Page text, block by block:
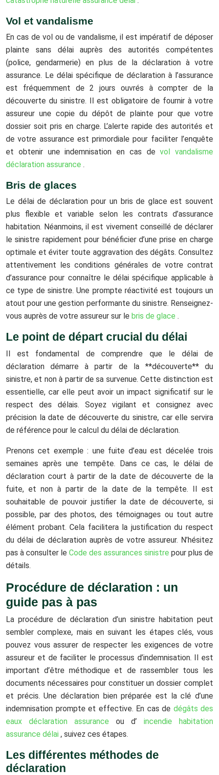
Vol et vandalisme
En cas de vol ou de vandalisme, il est impératif de déposer
plainte sans délai auprès des autorités compétentes
(police, gendarmerie) en plus de la déclaration à votre
assurance. Le délai spécifique de déclaration à l’assurance
est fréquemment de 2 jours ouvrés à compter de la
découverte du sinistre. Il est obligatoire de fournir à votre
assureur une copie du dépôt de plainte pour que votre
dossier soit pris en charge. L’alerte rapide des autorités et
de votre assurance est primordiale pour faciliter l’enquête
et obtenir une indemnisation en cas devol vandalisme
déclaration assurance .
Bris de glaces
Le délai de déclaration pour un bris de glace est souvent
plus flexible et variable selon les contrats d’assurance
habitation. Néanmoins, il est vivement conseillé de déclarer
le sinistre rapidement pour bénéficier d’une prise en charge
optimale et éviter toute aggravation des dégâts. Consultez
attentivement les conditions générales de votre contrat
d’assurance pour connaître le délai spécifique applicable à
ce type de sinistre. Une prompte réactivité est toujours un
atout pour une gestion performante du sinistre. Renseignez-
vous auprès de votre assureur sur le bris de glace .
Le point de départ crucial du délai
Il est fondamental de comprendre que le délai de
déclaration démarre à partir de la **découverte** du
sinistre, et non à partir de sa survenue. Cette distinction est
essentielle, car elle peut avoir un impact significatif sur le
respect des délais. Soyez vigilant et consignez avec
précision la date de découverte du sinistre, car elle servira
de référence pour le calcul du délai de déclaration.
Prenons cet exemple : une fuite d’eau est décelée trois
semaines après une tempête. Dans ce cas, le délai de
déclaration court à partir de la date de découverte de la
fuite, et non à partir de la date de la tempête. Il est
souhaitable de pouvoir justifier la date de découverte, si
possible, par des photos, des témoignages ou tout autre
élément probant. Cela facilitera la justification du respect
du délai de déclaration auprès de votre assureur. N’hésitez
pas à consulter le Code des assurances sinistre pour plus de
détails.
Procédure de déclaration : un
guide pas à pas
La procédure de déclaration d’un sinistre habitation peut
sembler complexe, mais en suivant les étapes clés, vous
pouvez vous assurer de respecter les exigences de votre
assureur et de faciliter le processus d’indemnisation. Il est
important d’être méthodique et de rassembler tous les
documents nécessaires pour constituer un dossier complet
et précis. Une déclaration bien préparée est la clé d’une
indemnisation prompte et effective. En cas de dégâts des
eaux déclaration assurance ou d’ incendie habitation
assurance délai , suivez ces étapes.
Les différentes méthodes de
déclaration